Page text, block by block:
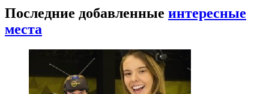
Последние добавленные интересные
места